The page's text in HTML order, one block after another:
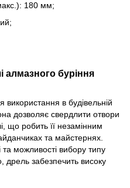
180 мм;
алмазного буріння
використання в будівельній
дозволяє свердлити отвори
що робить її незамінним
та майстернях.
та можливості вибору типу
дрель забезпечить високу